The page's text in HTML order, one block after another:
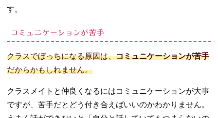
す。
コミュニケーションが苦手
クラスでぼっちになる原因は、コミュニケーションが苦手
だからかもしれません。
クラスメイトと仲良くなるにはコミュニケーションが大事
ですが、苦手だとどう付き合えばいいのかわかりません。